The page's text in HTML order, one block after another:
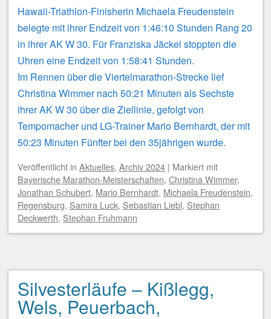
Hawaii-Triathlon-Finisherin Michaela Freudenstein
belegte mit ihrer Endzeit von 1:46:10 Stunden Rang 20
in ihrer AK W 30. Für Franziska Jäckel stoppten die
Uhren eine Endzeit von 1:58:41 Stunden.
Im Rennen über die Viertelmarathon-Strecke lief
Christina Wimmer nach 50:21 Minuten als Sechste
ihrer AK W 30 über die Ziellinie, gefolgt von
Tempomacher und LG-Trainer Mario Bernhardt, der mit
50:23 Minuten Fünfter bei den 35jährigen wurde.
Veröffentlicht in Aktuelles, Archiv 2024 | Markiert mit
Bayerische Marathon-Meisterschaften, Christina Wimmer,
Jonathan Schubert, Mario Bernhardt, Michaela Freudenstein,
Regensburg, Samira Luck, Sebastian Liebl, Stephan
Deckwerth, Stephan Fruhmann
Silvesterläufe – Kißlegg,
Wels, Peuerbach,